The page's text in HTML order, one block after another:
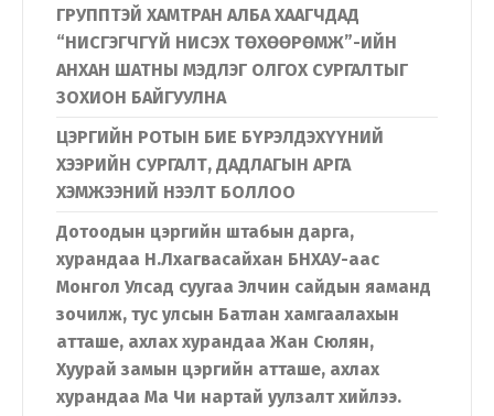
ГРУППТЭЙ ХАМТРАН АЛБА ХААГЧДАД
“НИСГЭГЧГҮЙ НИСЭХ ТӨХӨӨРӨМЖ”-ИЙН
АНХАН ШАТНЫ МЭДЛЭГ ОЛГОХ СУРГАЛТЫГ
ЗОХИОН БАЙГУУЛНА
ЦЭРГИЙН РОТЫН БИЕ БҮРЭЛДЭХҮҮНИЙ
ХЭЭРИЙН СУРГАЛТ, ДАДЛАГЫН АРГА
ХЭМЖЭЭНИЙ НЭЭЛТ БОЛЛОО
Дотоодын цэргийн штабын дарга,
хурандаа Н.Лхагвасайхан БНХАУ-аас
Монгол Улсад суугаа Элчин сайдын яаманд
зочилж, тус улсын Батлан хамгаалахын
атташе, ахлах хурандаа Жан Сюлян,
Хуурай замын цэргийн атташе, ахлах
хурандаа Ма Чи нартай уулзалт хийлээ.